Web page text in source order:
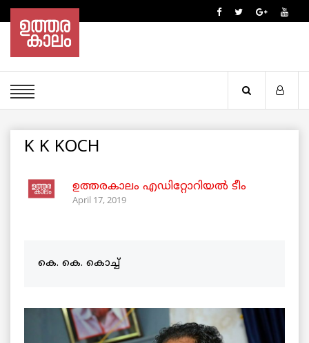
K K KOCH
ഉത്തരകാലം എഡിറ്റോറിയല്‍ ടീം
April 17, 2019
കെ. കെ. കൊച്ച്